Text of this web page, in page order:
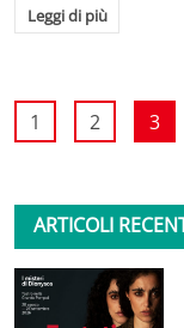
Leggi di più
1 2 3
ARTICOLI